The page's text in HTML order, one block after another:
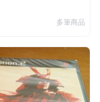
多筆商品